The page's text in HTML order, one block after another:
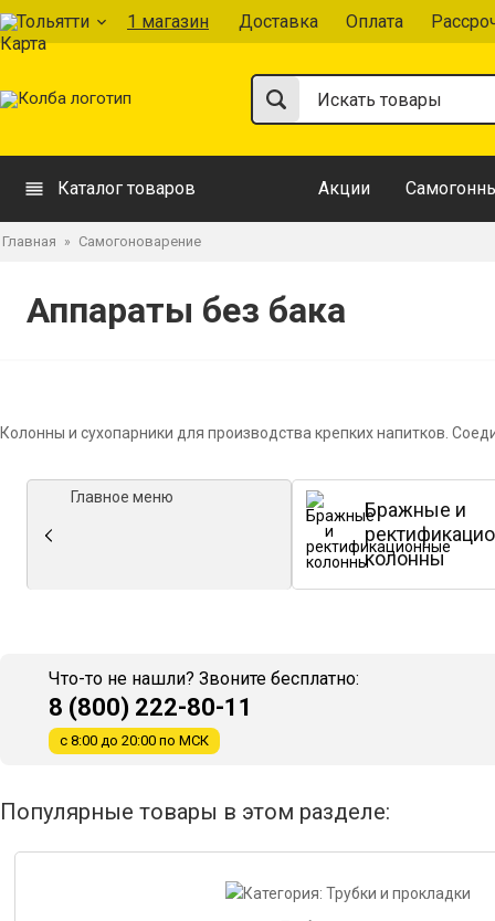
Тольятти 1 магазин Доставка Оплата
Каталог товаров Акции
Главная » Самогоноварение
Аппараты без бака
Колонны и сухопарники для производства крепких напитков.
Главное меню
Бражные и
колонны
Что-то не нашли? Звоните бесплатно:
8 (800) 222-80-11
с 8:00 до 20:00 по МСК
Популярные товары в этом разделе: